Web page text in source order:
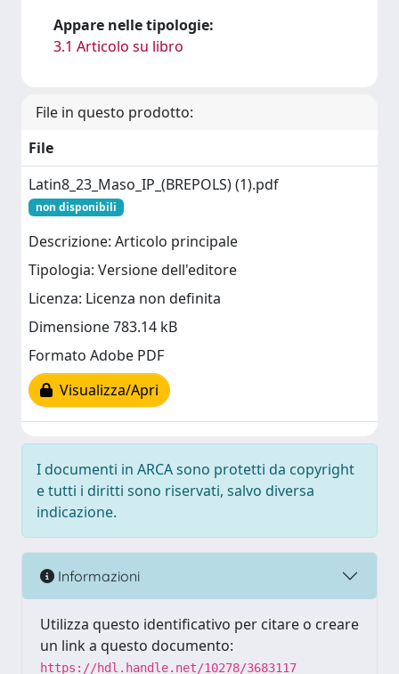
Appare nelle tipologie:
3.1 Articolo su libro
File in questo prodotto:
File
Latin8_23_Maso_IP_(BREPOLS) (1).pdf
non disponibili
Descrizione: Articolo principale
Tipologia: Versione dell'editore
Licenza: Licenza non definita
Dimensione 783.14 kB
Formato Adobe PDF
Visualizza/Apri
I documenti in ARCA sono protetti da copyright
e tutti i diritti sono riservati, salvo diversa
indicazione.
Informazioni
Utilizza questo identificativo per citare o creare
un link a questo documento:
https://hdl.handle.net/10278/3683117